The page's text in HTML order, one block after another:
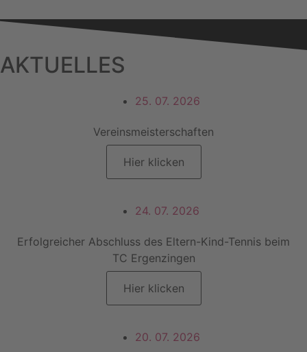
AKTUELLES
25. 07. 2026
Vereinsmeisterschaften
Hier klicken
24. 07. 2026
Erfolgreicher Abschluss des Eltern-Kind-Tennis beim
TC Ergenzingen
Hier klicken
20. 07. 2026